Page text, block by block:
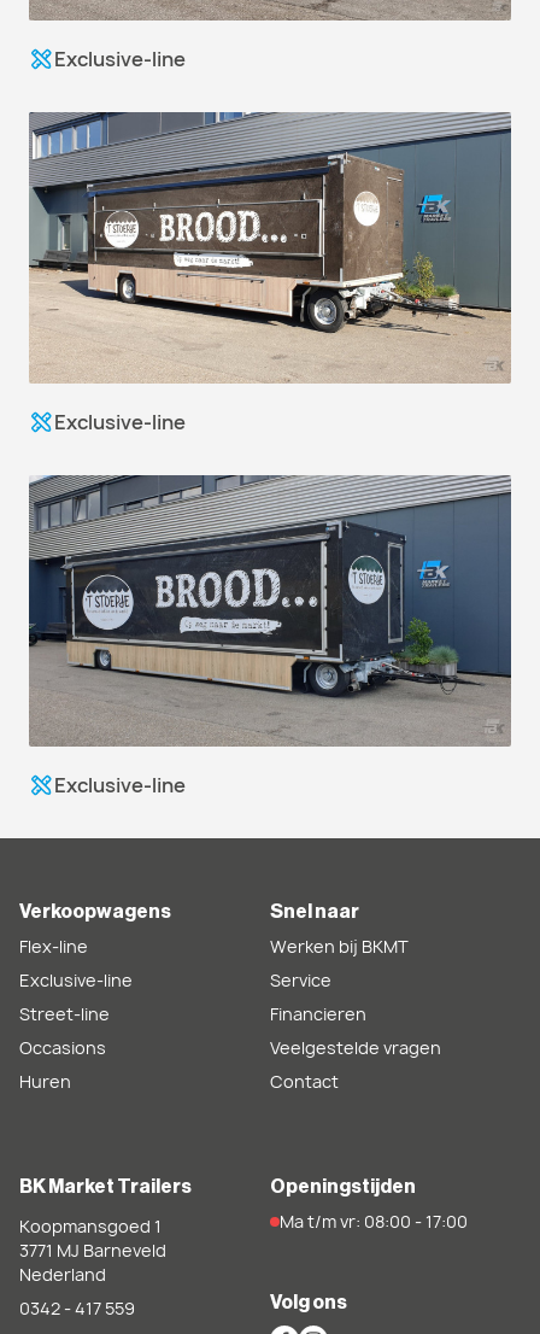
Exclusive-line
Exclusive-line
Exclusive-line
BK Market Trailers
Koopmansgoed 1
3771 MJ Barneveld
Nederland
0342 - 417 559
Verkoopwagens
Flex-line
Exclusive-line
Street-line
Occasions
Huren
Snel naar
Werken bij BKMT
Service
Financieren
Veelgestelde vragen
Contact
Openingstijden
Ma t/m vr: 08:00 - 17:00
Volg ons